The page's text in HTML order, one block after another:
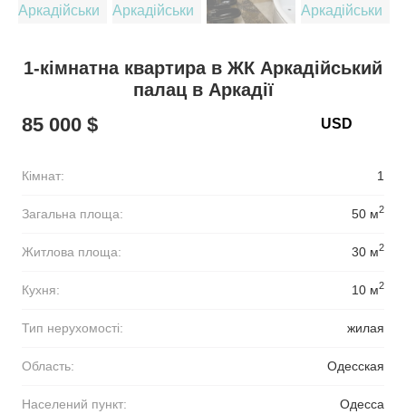
1-кімнатна квартира в ЖК Аркадійський
палац в Аркадії
85 000 $
Кімнат: 1
Загальна площа: 50 м2
Житлова площа: 30 м2
Кухня: 10 м2
Тип нерухомості: жилая
Область: Одесская
Населений пункт: Одесса